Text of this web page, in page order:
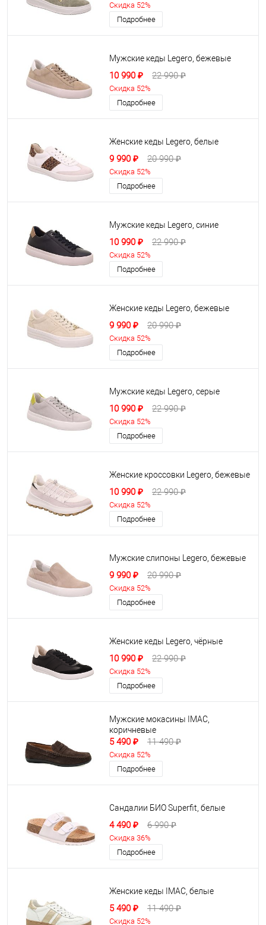
Скидка 52%
Подробнее
Мужские кеды Legero, бежевые
10 990 ₽ 22 990 ₽
Скидка 52%
Подробнее
Женские кеды Legero, белые
9 990 ₽ 20 990 ₽
Скидка 52%
Подробнее
Мужские кеды Legero, синие
10 990 ₽ 22 990 ₽
Скидка 52%
Подробнее
Женские кеды Legero, бежевые
9 990 ₽ 20 990 ₽
Скидка 52%
Подробнее
Мужские кеды Legero, серые
10 990 ₽ 22 990 ₽
Скидка 52%
Подробнее
Женские кроссовки Legero, бежевые
10 990 ₽ 22 990 ₽
Скидка 52%
Подробнее
Мужские слипоны Legero, бежевые
9 990 ₽ 20 990 ₽
Скидка 52%
Подробнее
Женские кеды Legero, чёрные
10 990 ₽ 22 990 ₽
Скидка 52%
Подробнее
Мужские мокасины IMAC,
коричневые
5 490 ₽ 11 490 ₽
Скидка 52%
Подробнее
Сандалии БИО Superfit, белые
4 490 ₽ 6 990 ₽
Скидка 36%
Подробнее
Женские кеды IMAC, белые
5 490 ₽ 11 490 ₽
Скидка 52%